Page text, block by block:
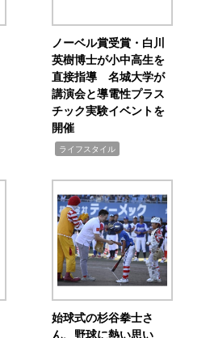
ノーベル賞受賞・白川
英樹博士が小中高生を
直接指導 名城大学が
講演会と導電性プラス
チック実験イベントを
開催
ライフスタイル
始球式の杉谷拳士さ
ん、野球に熱い思い